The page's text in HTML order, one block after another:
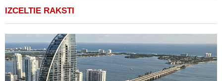
IZCELTIE RAKSTI